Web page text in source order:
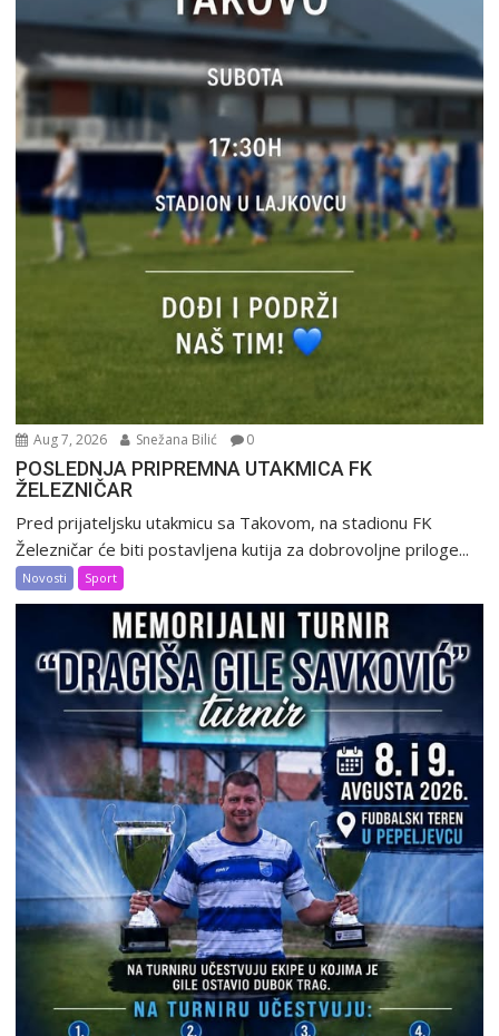
Aug 7, 2026 Snežana Bilić 0
POSLEDNJA PRIPREMNA UTAKMICA FK
ŽELEZNIČAR
Pred prijateljsku utakmicu sa Takovom, na stadionu FK
Železničar će biti postavljena kutija za dobrovoljne priloge...
Novosti Sport